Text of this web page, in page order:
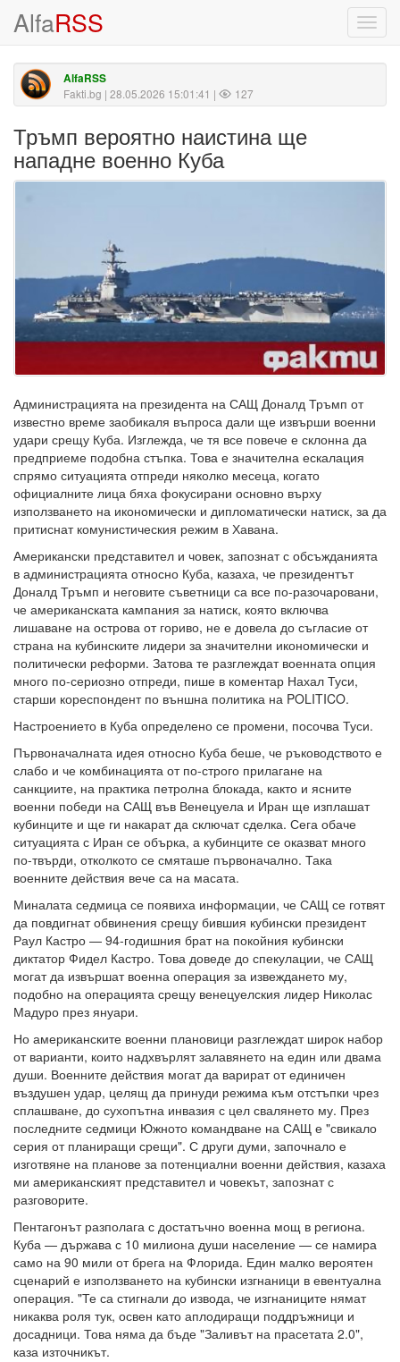
AlfaRSS
AlfaRSS
Fakti.bg | 28.05.2026 15:01:41 | 127
Тръмп вероятно наистина ще
нападне военно Куба
Администрацията на президента на САЩ Доналд Тръмп от
известно време заобикаля въпроса дали ще извърши военни
удари срещу Куба. Изглежда, че тя все повече е склонна да
предприеме подобна стъпка. Това е значителна ескалация
спрямо ситуацията отпреди няколко месеца, когато
официалните лица бяха фокусирани основно върху
използването на икономически и дипломатически натиск, за да
притиснат комунистическия режим в Хавана.
Американски представител и човек, запознат с обсъжданията
в администрацията относно Куба, казаха, че президентът
Доналд Тръмп и неговите съветници са все по-разочаровани,
че американската кампания за натиск, която включва
лишаване на острова от гориво, не е довела до съгласие от
страна на кубинските лидери за значителни икономически и
политически реформи. Затова те разглеждат военната опция
много по-сериозно отпреди, пише в коментар Нахал Туси,
старши кореспондент по външна политика на POLITICO.
Настроението в Куба определено се промени, посочва Туси.
Първоначалната идея относно Куба беше, че ръководството е
слабо и че комбинацията от по-строго прилагане на
санкциите, на практика петролна блокада, както и ясните
военни победи на САЩ във Венецуела и Иран ще изплашат
кубинците и ще ги накарат да сключат сделка. Сега обаче
ситуацията с Иран се обърка, а кубинците се оказват много
по-твърди, отколкото се смяташе първоначално. Така
военните действия вече са на масата.
Миналата седмица се появиха информации, че САЩ се готвят
да повдигнат обвинения срещу бившия кубински президент
Раул Кастро — 94-годишния брат на покойния кубински
диктатор Фидел Кастро. Това доведе до спекулации, че САЩ
могат да извършат военна операция за извеждането му,
подобно на операцията срещу венецуелския лидер Николас
Мадуро през януари.
Но американските военни плановици разглеждат широк набор
от варианти, които надхвърлят залавянето на един или двама
души. Военните действия могат да варират от единичен
въздушен удар, целящ да принуди режима към отстъпки чрез
сплашване, до сухопътна инвазия с цел свалянето му. През
последните седмици Южното командване на САЩ е "свикало
серия от планиращи срещи". С други думи, започнало е
изготвяне на планове за потенциални военни действия, казаха
ми американският представител и човекът, запознат с
разговорите.
Пентагонът разполага с достатъчно военна мощ в региона.
Куба — държава с 10 милиона души население — се намира
само на 90 мили от брега на Флорида. Един малко вероятен
сценарий е използването на кубински изгнаници в евентуална
операция. "Те са стигнали до извода, че изгнаниците нямат
никаква роля тук, освен като аплодиращи поддръжници и
досадници. Това няма да бъде "Заливът на прасетата 2.0",
каза източникът.